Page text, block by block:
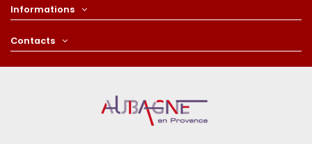
Informations
Contacts